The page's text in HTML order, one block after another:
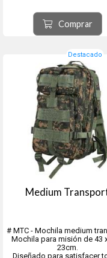
almacenamiento y mide
33 x 19 cms.
Capacidad total de ‎20
Comprar
Destacado
Medium
# MTC - Mochila medium
Mochila para misión de 43
23cm.
Diseñado para satisfacer